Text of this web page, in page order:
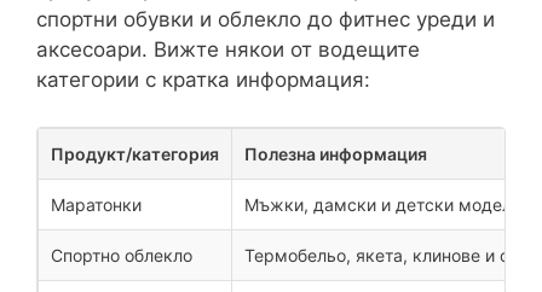
спортни обувки и облекло до фитнес уреди и
аксесоари. Вижте някои от водещите
категории с кратка информация:
Продукт/категория Полезна информация
Маратонки Мъжки, дамски и детски модели с
Спортно облекло Термобельо, якета, клинове и